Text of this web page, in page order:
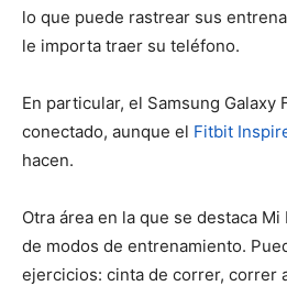
lo que puede rastrear sus
le importa traer su teléfono.
En particular, el Samsung Galaxy
conectado, aunque el Fitbit
hacen.
Otra área en la que se destaca
de modos de entrenamiento.
ejercicios: cinta de correr, correr